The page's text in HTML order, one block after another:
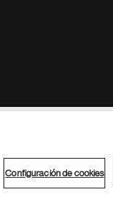
Configuración de cookies